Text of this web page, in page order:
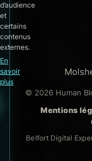
© 2026 Human
Mentions
Belfort Digital
d’audience
et
certains
contenus
externes.
En
savoir
plus